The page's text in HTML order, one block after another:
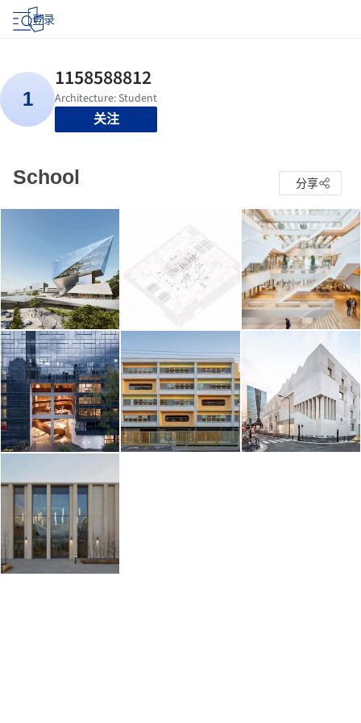
登录
关注
School 分享